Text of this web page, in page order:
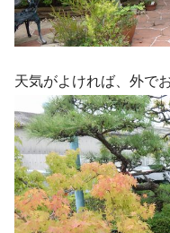
天気がよければ、外で